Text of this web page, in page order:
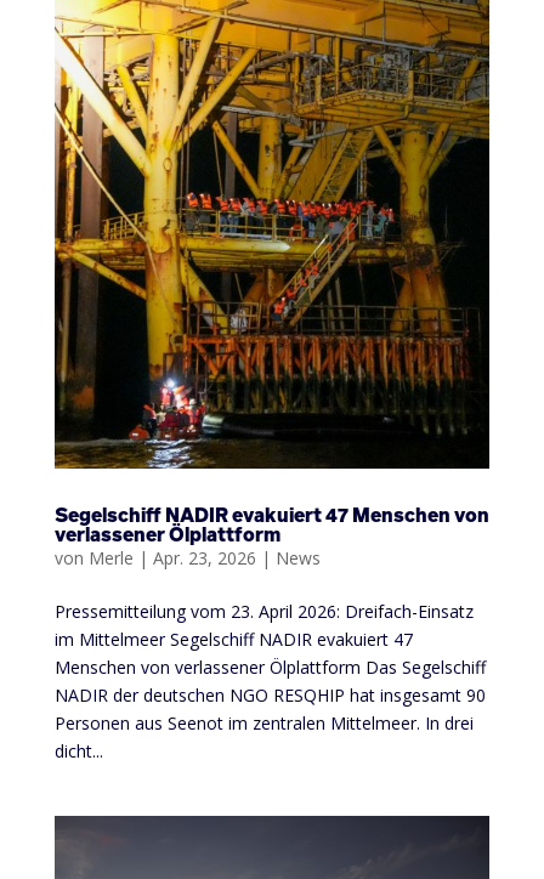
Segelschiff NADIR evakuiert 47 Menschen von
verlassener Ölplattform
von Merle | Apr. 23, 2026 | News
Pressemitteilung vom 23. April 2026: Dreifach-Einsatz
im Mittelmeer Segelschiff NADIR evakuiert 47
Menschen von verlassener Ölplattform Das Segelschiff
NADIR der deutschen NGO RESQHIP hat insgesamt 90
Personen aus Seenot im zentralen Mittelmeer. In drei
dicht...